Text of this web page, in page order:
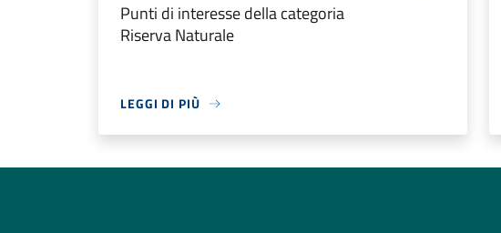
Punti di interesse della categoria
Riserva Naturale
LEGGI DI PIÙ